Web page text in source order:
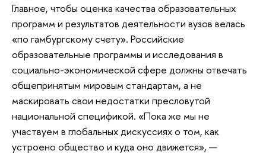
Главное, чтобы оценка качества образовательных
программ и результатов деятельности вузов велась
«по гамбургскому счету». Российские
образовательные программы и исследования в
социально-экономической сфере должны отвечать
общепринятым мировым стандартам, а не
маскировать свои недостатки пресловутой
национальной спецификой. «Пока же мы не
участвуем в глобальных дискуссиях о том, как
устроено общество и куда оно движется», —